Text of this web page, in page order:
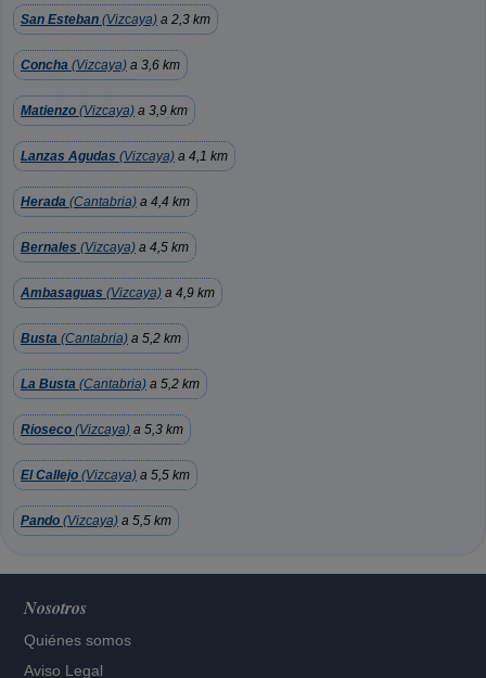
San Esteban (Vizcaya) a 2,3 km
Concha (Vizcaya) a 3,6 km
Matienzo (Vizcaya) a 3,9 km
Lanzas Agudas (Vizcaya) a 4,1 km
Herada (Cantabria) a 4,4 km
Bernales (Vizcaya) a 4,5 km
Ambasaguas (Vizcaya) a 4,9 km
Busta (Cantabria) a 5,2 km
La Busta (Cantabria) a 5,2 km
Rioseco (Vizcaya) a 5,3 km
El Callejo (Vizcaya) a 5,5 km
Pando (Vizcaya) a 5,5 km
Nosotros
Quiénes somos
Aviso Legal